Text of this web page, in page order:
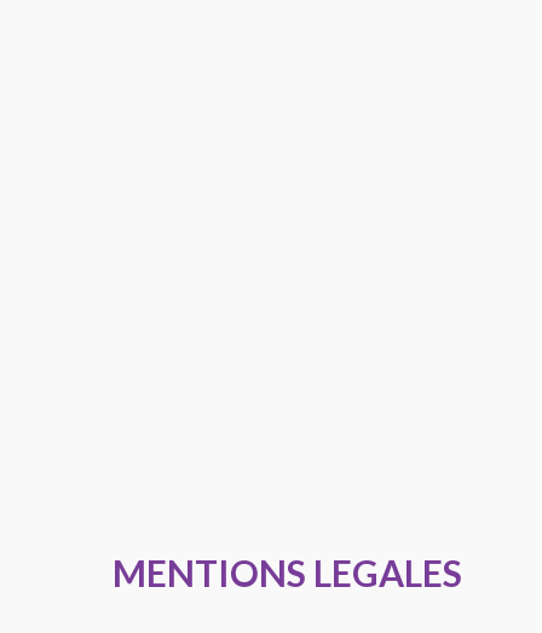
MENTIONS LEGALES